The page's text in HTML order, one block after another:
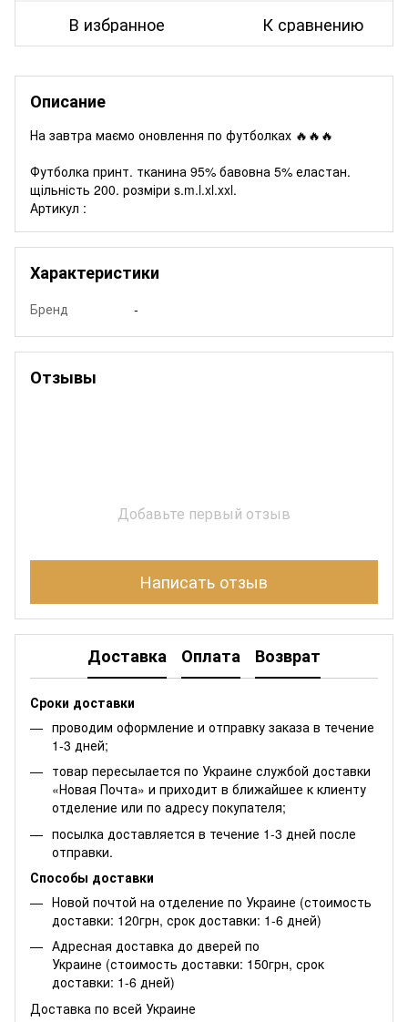
В избранное К сравнению
Описание
На завтра маємо оновлення по футболках 🔥🔥🔥
Футболка принт. тканина 95% бавовна 5% еластан.
щільність 200. розміри s.m.l.xl.xxl.
Артикул :
Характеристики
Бренд -
Отзывы
Добавьте первый отзыв
Написать отзыв
Доставка Оплата Возврат
Сроки доставки
проводим оформление и отправку заказа в течение
1-3 дней;
товар пересылается по Украине службой доставки
«Новая Почта» и приходит в ближайшее к клиенту
отделение или по адресу покупателя;
посылка доставляется в течение 1-3 дней после
отправки.
Способы доставки
Новой почтой на отделение по Украине (стоимость
доставки: 120грн, срок доставки: 1-6 дней)
Адресная доставка до дверей по
Украине (стоимость доставки: 150грн, срок
доставки: 1-6 дней)
Доставка по всей Украине